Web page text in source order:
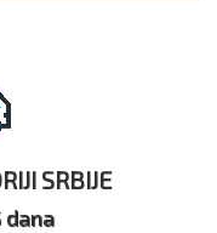
SRBIJE
dana